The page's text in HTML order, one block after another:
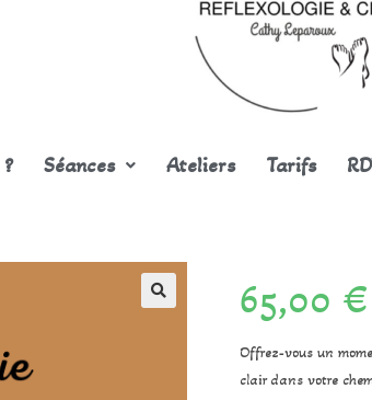
Séances Ateliers Tarifs
65,00 €
Offrez-vous un
clair dans votre